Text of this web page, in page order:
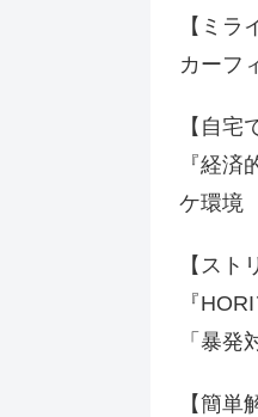
【ミ
カーフ
【自
『経
ケ環境
【ス
『
「暴発
【簡単